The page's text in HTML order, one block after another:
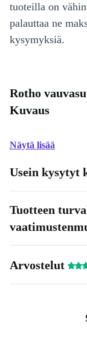
tuoteilla on
palauttaa ne
kysymyksiä.
Rotho
Kuvaus
Näytä lisää
Usein kysytyt
Tuotteen
Arvostelut